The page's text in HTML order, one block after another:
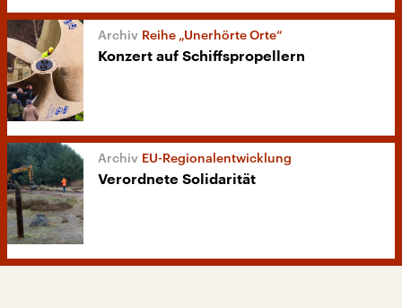
Reihe „Unerhörte Orte“
Konzert auf Schiffspropellern
EU-Regionalentwicklung
Verordnete Solidarität